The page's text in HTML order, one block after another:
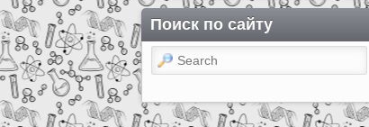
Поиск по сайту
Search